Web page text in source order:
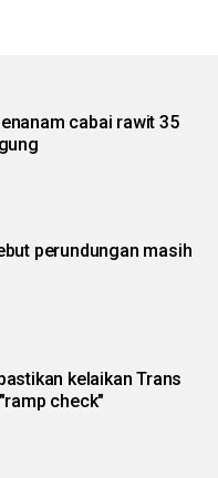
cabai rawit 35
perundungan masih
kelaikan Trans
check"